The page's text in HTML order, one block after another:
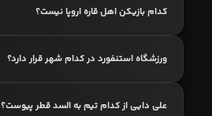
کدام بازیکن اهل قاره اروپا نیست؟
ورزشگاه استنفورد در کدام شهر قرار دارد؟
علی دایی از کدام تیم به السد قطر پیوست؟